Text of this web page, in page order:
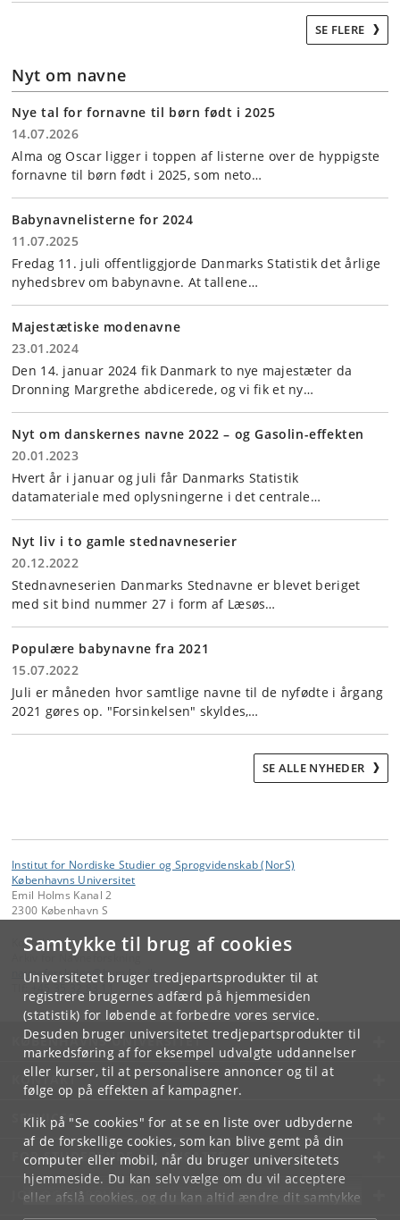
Samtykke til brug af cookies
Universitetet bruger tredjepartsprodukter til at
registrere brugernes adfærd på hjemmesiden
(statistik) for løbende at forbedre vores service.
Desuden bruger universitetet tredjepartsprodukter til
markedsføring af for eksempel udvalgte uddannelser
eller kurser, til at personalisere annoncer og til at
følge op på effekten af kampagner.
Klik på "Se cookies" for at se en liste over udbyderne
af de forskellige cookies, som kan blive gemt på din
computer eller mobil, når du bruger universitetets
hjemmeside. Du kan selv vælge om du vil acceptere
eller afslå cookies, og du kan altid ændre dit samtykke
underCookie- og privatlivspolitiksom du finder i
SE FLERE
Nyt om navne
Nye tal for fornavne til børn født i 2025
14.07.2026
Alma og Oscar ligger i toppen af listerne over de hyppigste
fornavne til børn født i 2025, som neto…
Babynavnelisterne for 2024
11.07.2025
Fredag 11. juli offentliggjorde Danmarks Statistik det årlige
nyhedsbrev om babynavne. At tallene…
Majestætiske modenavne
23.01.2024
Den 14. januar 2024 fik Danmark to nye majestæter da
Dronning Margrethe abdicerede, og vi fik et ny…
Nyt om danskernes navne 2022 – og Gasolin-effekten
20.01.2023
Hvert år i januar og juli får Danmarks Statistik
datamateriale med oplysningerne i det centrale…
Nyt liv i to gamle stednavneserier
20.12.2022
Stednavneserien Danmarks Stednavne er blevet beriget
med sit bind nummer 27 i form af Læsøs…
Populære babynavne fra 2021
15.07.2022
Juli er måneden hvor samtlige navne til de nyfødte i årgang
2021 gøres op. "Forsinkelsen" skyldes,…
SE ALLE NYHEDER
Institut for Nordiske Studier og Sprogvidenskab (NorS)
Københavns Universitet
Emil Holms Kanal 2
2300 København S
Kontakt:
Arkiv for Navneforskning
navneforskning@hum.ku. dk
KØBENHAVNS UNIVERSITET
KONTAKT
SERVICES
FOR STUDERENDE OG ANSATTE
JOB OG KARRIERE